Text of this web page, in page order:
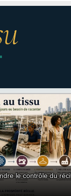
le contrôle du